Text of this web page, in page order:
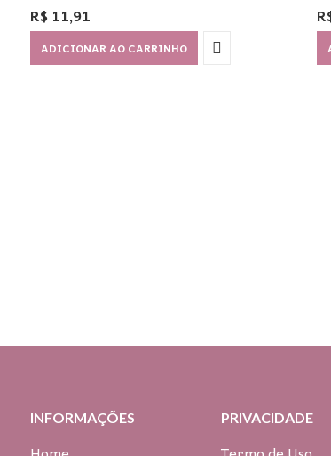
R$ 11,91
ADICIONAR AO CARRINHO
INFORMAÇÕES PRIVACIDADE